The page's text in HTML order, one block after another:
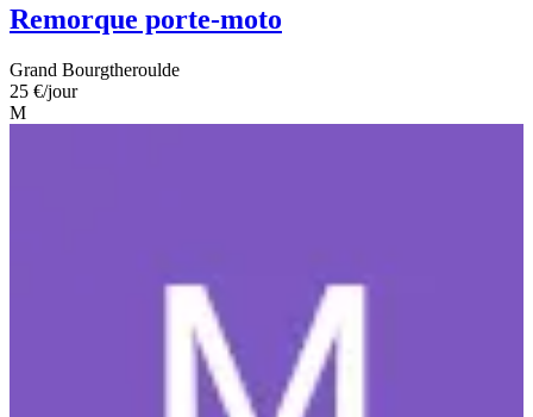
Remorque porte-moto
Grand Bourgtheroulde
25 €/jour
M